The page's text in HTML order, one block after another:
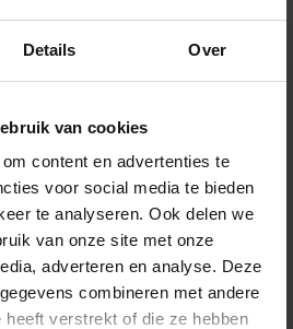
Details Over
van cookies
content en advertenties te
voor social media te bieden
te analyseren. Ook delen we
van onze site met onze
adverteren en analyse. Deze
combineren met andere
heeft verstrekt of die ze hebben
producten